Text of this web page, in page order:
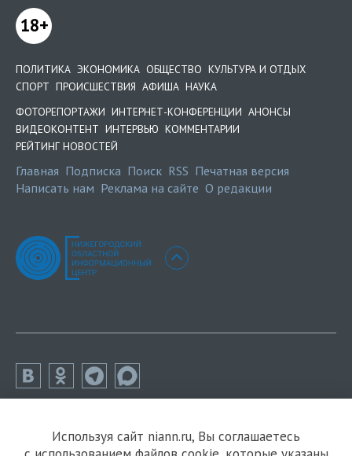
18+
ПОЛИТИКА ЭКОНОМИКА ОБЩЕСТВО КУЛЬТУРА И ОТДЫХ
СПОРТ ПРОИСШЕСТВИЯ АФИША НАУКА
ФОТОРЕПОРТАЖИ ИНТЕРНЕТ-КОНФЕРЕНЦИИ АНОНСЫ
ВИДЕОКОНТЕНТ ИНТЕРВЬЮ КОММЕНТАРИИ
РЕЙТИНГ НОВОСТЕЙ
Главная Подписка Поиск RSS Печатная версия
Написать нам Реклама на сайте О редакции
Используя сайт niann.ru, Вы соглашаетесь